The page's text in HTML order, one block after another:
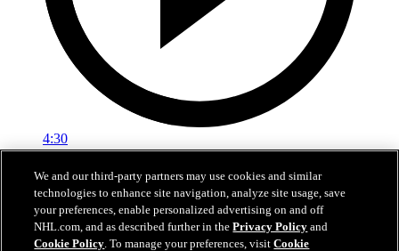
4:30
Nylanders fem snyggaste mål 2025-26
Kolla in William Nylanders snyggaste mål från grundserien
06 jul 2026
We and our third-party partners may use cookies and similar
technologies to enhance site navigation, analyze site usage, save
your preferences, enable personalized advertising on and off
NHL.com, and as described further in thePrivacy Policy and
Cookie Policy. To manage your preferences, visitCookie